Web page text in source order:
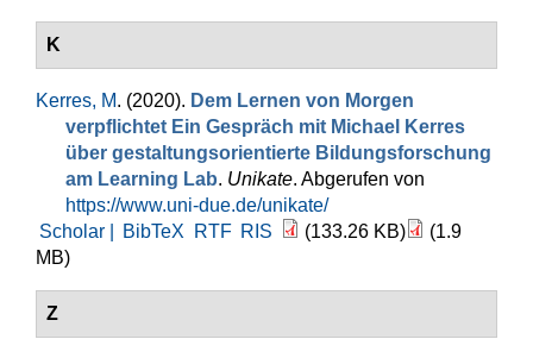
K
Kerres, M. (2020). Dem Lernen von Morgen
verpflichtet Ein Gespräch mit Michael Kerres
über gestaltungsorientierte Bildungsforschung
am Learning Lab. Unikate. Abgerufen von
https://www.uni-due.de/unikate/
Scholar |
BibTeX RTF RIS (133.26 KB)
(1.9
MB)
Z